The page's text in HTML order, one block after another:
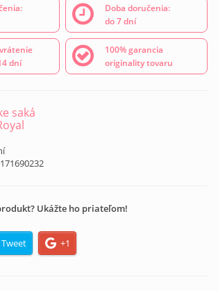
Doba doručenia:
do 7 dní
dní
100% garancia
originality tovaru
saká
Ukážte ho priateľom!
Tweet +1